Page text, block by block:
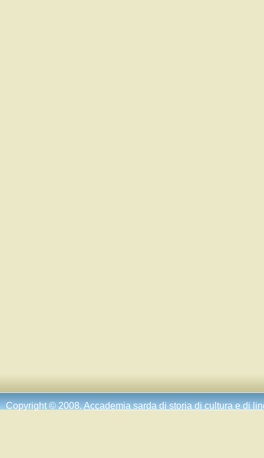
Copyright © 2008.Accademia sarda di storia di cultura e di